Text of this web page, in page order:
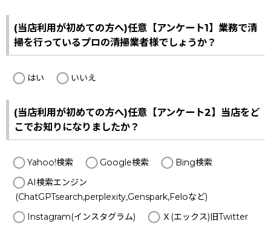
(当店利用が初めての方へ)任意【アンケート1】業務で清
掃を行っているプロの清掃業者様でしょうか？
はい いいえ
(当店利用が初めての方へ)任意【アンケート2】当店をど
こでお知りになりましたか？
Yahoo!検索 Google検索
Bing検索
AI検索エンジン
(ChatGPTsearch,perplexity,Genspark,Feloなど)
Instagram(インスタグラム)
Ｘ(エックス)旧Twitter